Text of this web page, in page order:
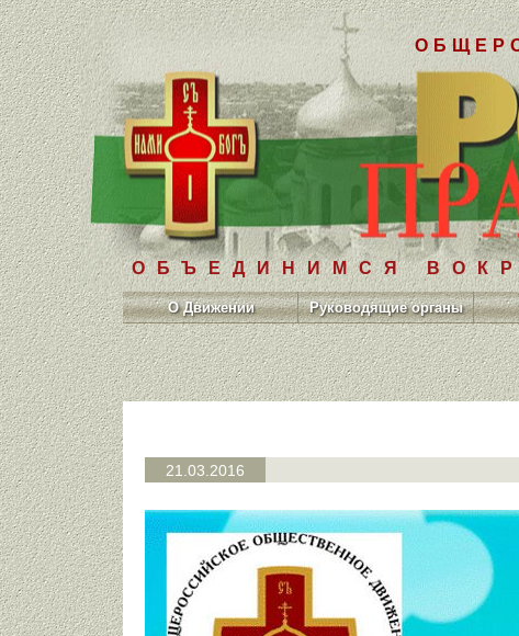
ОБЪЕДИНИМСЯ
О Движении Руководящие органы
21.03.2016